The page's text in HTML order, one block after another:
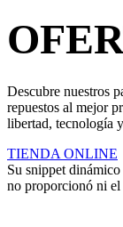
Descubre nuestros
repuestos al mejor
libertad, tecnología
TIENDA ONLINE
Su snippet dinámico
no proporcionó ni